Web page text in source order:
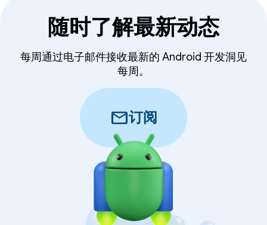
随时了解最新动态
每周通过电子邮件接收最新的 Android 开发洞见
每周。
mail订阅